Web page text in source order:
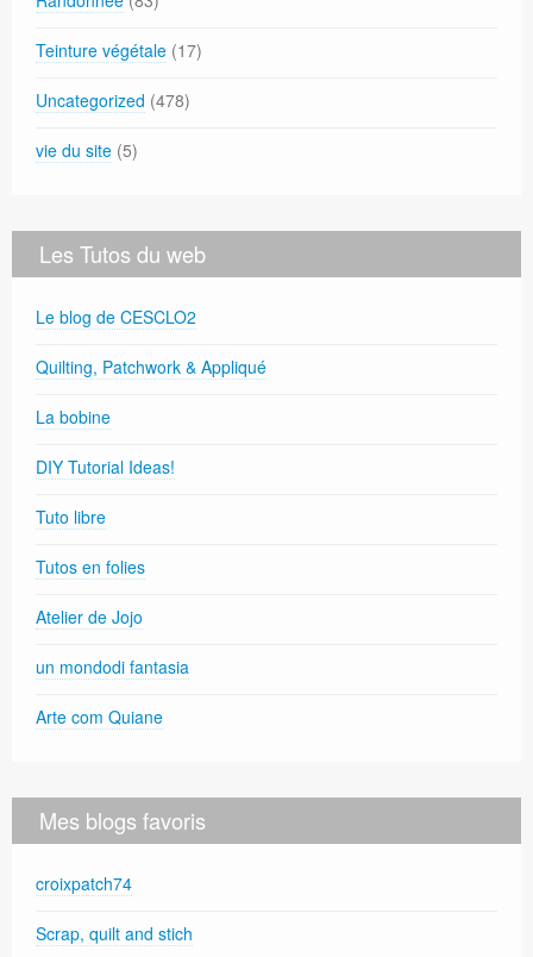
Teinture végétale (17)
Uncategorized (478)
vie du site (5)
Les Tutos du web
Le blog de CESCLO2
Quilting, Patchwork & Appliqué
La bobine
DIY Tutorial Ideas!
Tuto libre
Tutos en folies
Atelier de Jojo
un mondodi fantasia
Arte com Quiane
Mes blogs favoris
croixpatch74
Scrap, quilt and stich